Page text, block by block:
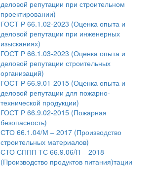
деловой репутации при строительном
проектировании)
ГОСТ Р 66.1.02-2023 (Оценка опыта и
деловой репутации при инженерных
изысканиях)
ГОСТ Р 66.1.03-2023 (Оценка опыта и
деловой репутации строительных
организаций)
ГОСТ Р 66.9.01-2015 (Оценка опыта и
деловой репутации для пожарно-
технической продукции)
ГОСТ Р 66.9.02-2015 (Пожарная
безопасность)
СТО 66.1.04/М – 2017 (Производство
строительных материалов)
СТО СППП ТС 66.9.06/П – 2018
(Производство продуктов питания)тации